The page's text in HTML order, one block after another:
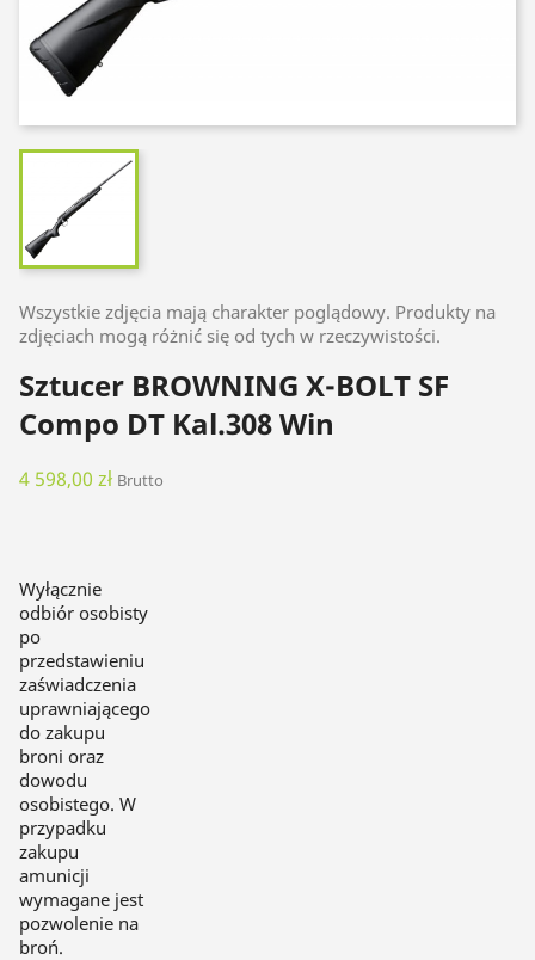
Wszystkie zdjęcia mają charakter poglądowy. Produkty na
zdjęciach mogą różnić się od tych w rzeczywistości.
Sztucer BROWNING X-BOLT SF
Compo DT Kal.308 Win
4 598,00 zł Brutto
Wyłącznie
odbiór osobisty
po
przedstawieniu
zaświadczenia
uprawniającego
do zakupu
broni oraz
dowodu
osobistego. W
przypadku
zakupu
amunicji
wymagane jest
pozwolenie na
broń.